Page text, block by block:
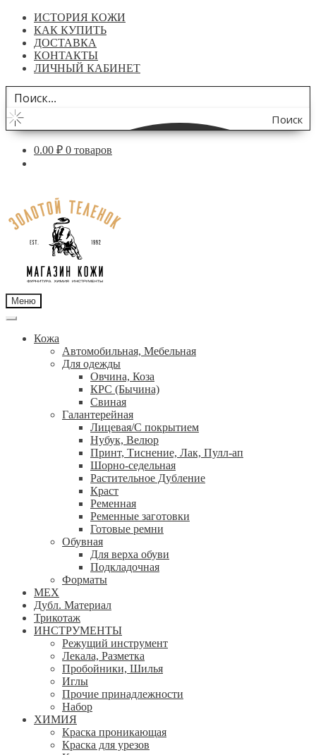
ИСТОРИЯ КОЖИ
КАК КУПИТЬ
ДОСТАВКА
КОНТАКТЫ
ЛИЧНЫЙ КАБИНЕТ
Поиск
по
0.00 ₽ 0 товаров
навигации
содержимому
Меню
Кожа
Автомобильная, Мебельная
Для одежды
Овчина, Коза
КРС (Бычина)
Свиная
Галантерейная
Лицевая/С покрытием
Нубук, Велюр
Принт, Тиснение, Лак, Пулл-ап
Шорно-седельная
Растительное Дубление
Краст
Ременная
Ременные заготовки
Готовые ремни
Обувная
Для верха обуви
Подкладочная
Форматы
МЕХ
Дубл. Материал
Трикотаж
ИНСТРУМЕНТЫ
Режущий инструмент
Лекала, Разметка
Пробойники, Шилья
Иглы
Прочие принадлежности
Набор
ХИМИЯ
Краска проникающая
Краска для урезов